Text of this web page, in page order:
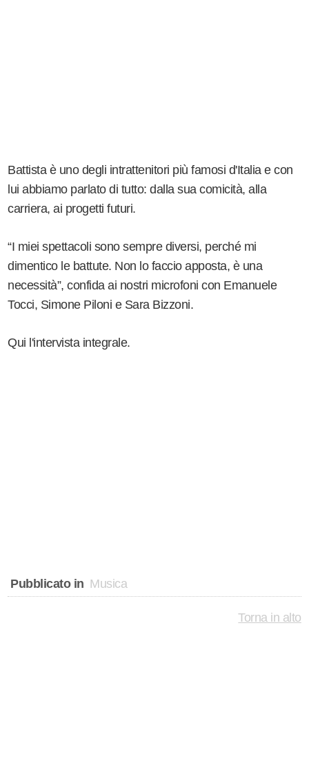
Battista è uno degli intrattenitori più famosi d'Italia e con
lui abbiamo parlato di tutto: dalla sua comicità, alla
carriera, ai progetti futuri.
“I miei spettacoli sono sempre diversi, perché mi
dimentico le battute. Non lo faccio apposta, è una
necessità”, confida ai nostri microfoni con Emanuele
Tocci, Simone Piloni e Sara Bizzoni.
Qui l'intervista integrale.
Pubblicato in Musica
Torna in alto